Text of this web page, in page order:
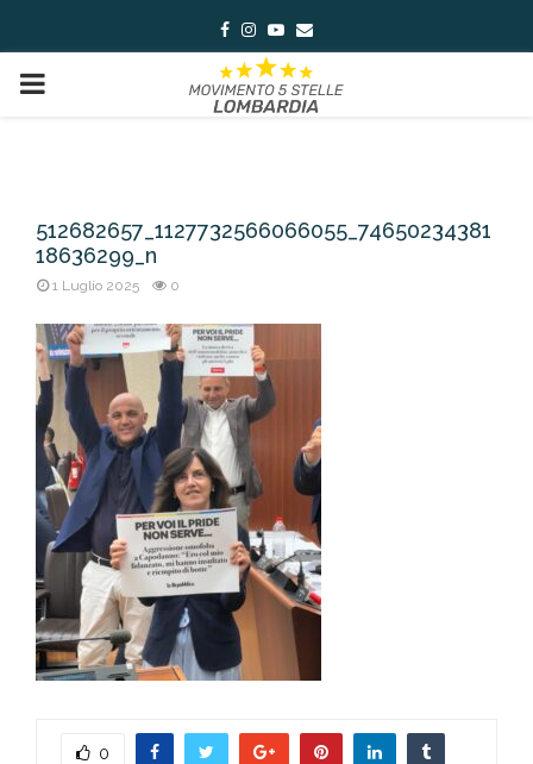
Facebook
Instagram
Youtube
Email
PRIMARY
512682657_1127732566066055_74650234381
18636299_n
1 Luglio 2025 0
0